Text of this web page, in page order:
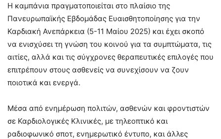
Η καμπάνια πραγματοποιείται στο πλαίσιο της
Πανευρωπαϊκής Εβδομάδας Ευαισθητοποίησης για την
Καρδιακή Ανεπάρκεια (5-11 Μαίου 2025) και έχει σκοπό
να ενισχύσει τη γνώση του κοινού για τα συμπτώματα, τις
αιτίες, αλλά και τις σύγχρονες θεραπευτικές επιλογές που
επιτρέπουν στους ασθενείς να συνεχίσουν να ζουν
ποιοτικά και ενεργά.
Μέσα από ενημέρωση πολιτών, ασθενών και φροντιστών
σε Καρδιολογικές Κλινικές, με τηλεοπτικό και
ραδιοφωνικό σποτ, ενημερωτικό έντυπο, και άλλες